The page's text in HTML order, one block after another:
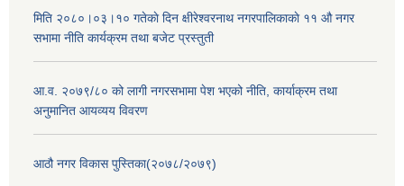
मिति २०८०।०३।१० गतेकाे दिन क्षीरेश्वरनाथ नगरपालिकाकाे ११ ‍औ नगर
सभामा नीति कार्यक्रम तथा बजेट प्रस्तुती
आ.व. २०७९/८० को लागी नगरसभामा पेश भएको नीति, कार्याक्रम तथा
अनुमानित आयव्यय विवरण
आठौ नगर विकास पुस्तिका(२०७८/२०७९)